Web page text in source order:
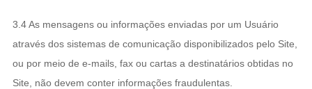
3.4 As mensagens ou informações enviadas por um Usuário
através dos sistemas de comunicação disponibilizados pelo Site,
ou por meio de e-mails, fax ou cartas a destinatários obtidas no
Site, não devem conter informações fraudulentas.